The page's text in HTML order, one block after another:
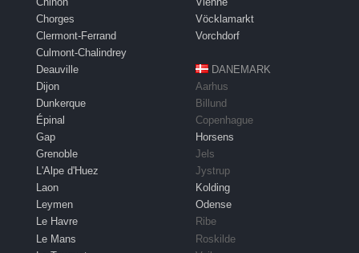
Chorges
Clermont-Ferrand
Culmont-Chalindrey
Deauville
Dijon
Dunkerque
Épinal
Gap
Grenoble
L'Alpe d'Huez
Laon
Leymen
Le Havre
Le Mans
Vöcklamarkt
Vorchdorf
DANEMARK
Aarhus
Billund
Copenhague
Horsens
Jels
Jystrup
Kolding
Odense
Ribe
Roskilde